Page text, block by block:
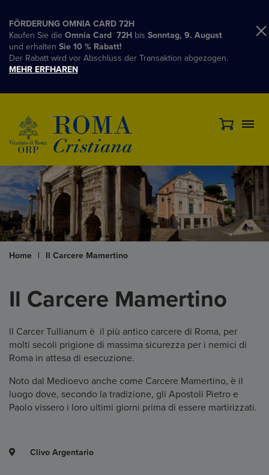
FÖRDERUNG OMNIA CARD 72H
Kaufen Sie die Omnia Card 72H bis Sonntag, 9. August
und erhalten Sie 10 % Rabatt!
Der Rabatt wird vor Abschluss der Transaktion abgezogen.
MEHR ERFHAREN
Home | Il Carcere Mamertino
Il Carcere Mamertino
ll Carcer Tullianum è il più antico carcere di Roma, per
molti secoli prigione di massima sicurezza per i nemici di
Roma in attesa di esecuzione.
Noto dal Medioevo anche come Carcere Mamertino, è il
luogo dove, secondo la tradizione, gli Apostoli Pietro e
Paolo vissero i loro ultimi giorni prima di essere martirizzati.
Clivo Argentario